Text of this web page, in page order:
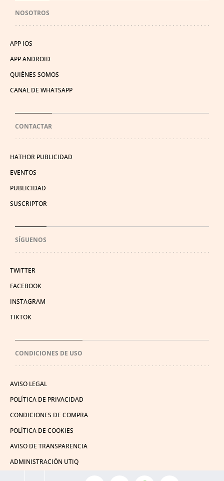
NOSOTROS
APP IOS
APP ANDROID
QUIÉNES SOMOS
CANAL DE WHATSAPP
CONTACTAR
HATHOR PUBLICIDAD
EVENTOS
PUBLICIDAD
SUSCRIPTOR
SÍGUENOS
TWITTER
FACEBOOK
INSTAGRAM
TIKTOK
CONDICIONES DE USO
AVISO LEGAL
POLÍTICA DE PRIVACIDAD
CONDICIONES DE COMPRA
POLÍTICA DE COOKIES
AVISO DE TRANSPARENCIA
ADMINISTRACIÓN UTIQ